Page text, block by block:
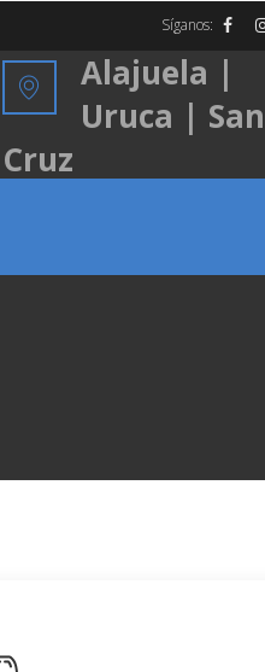
Síganos:
Alajuela |
Uruca |
Cruz